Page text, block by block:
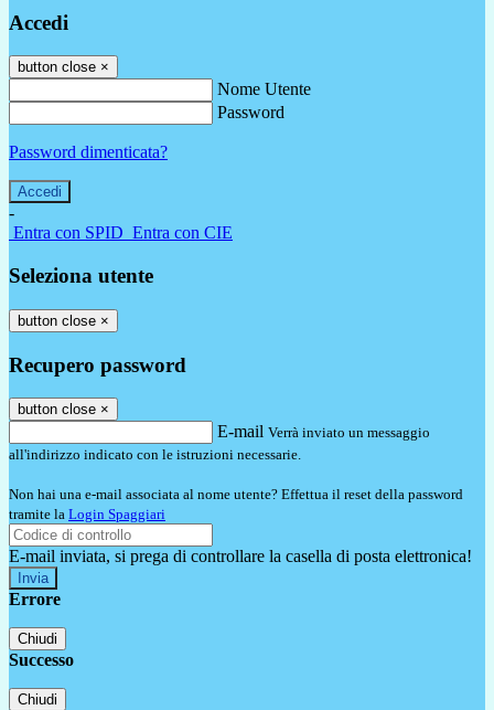
Accedi
button close ×
Nome Utente
Password
Password dimenticata?
-
Entra con SPID Entra con CIE
Seleziona utente
button close ×
Recupero password
button close ×
E-mail Verrà inviato un messaggio
all'indirizzo indicato con le istruzioni necessarie.
Non hai una e-mail associata al nome utente? Effettua il reset della password
tramite la Login Spaggiari
E-mail inviata, si prega di controllare la casella di posta elettronica!
Errore
Chiudi
Successo
Chiudi